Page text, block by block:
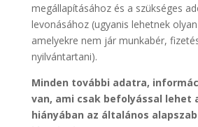
megállapításához és a szükséges
levonásához (ugyanis lehetnek
amelyekre nem jár munkabér,
nyilvántartani).
Minden további adatra,
van, ami csak befolyással lehet
hiányában az általános